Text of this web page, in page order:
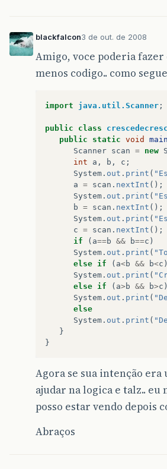
blackfalcon3 de out. de 2008
Amigo, voce poderia
menos codigo.. como
import java.util.Scanner ;
public class
public
static void main
Scanner scan = new
int
a , b , c ;
System . out . print (
a = scan . nextInt ();
System . out . print (
b = scan . nextInt ();
System . out . print (
c = scan . nextInt ();
if
( a==b && b==c )
System . out . print (
else if ( a<b && b<c )
System . out . print (
else if ( a> b && b>c )
System . out . print (
else
System . out . print (
}
}
Agora se sua intenção
ajudar na logica e talz.. eu
posso estar vendo depois
Abraços